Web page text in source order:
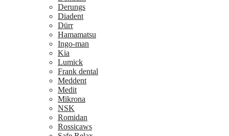
Derungs
Diadent
Dürr
Hamamatsu
Ingo-man
Kia
Lumick
Frank dental
Meddent
Medit
Mikrona
NSK
Romidan
Rossicaws